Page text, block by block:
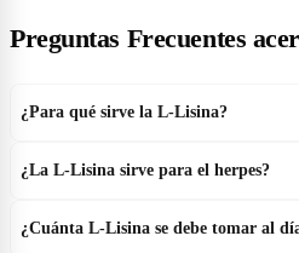
Preguntas Frecuentes
¿Para qué sirve la L-Lisina?
¿La L-Lisina sirve para el herpes?
¿Cuánta L-Lisina se debe tomar al